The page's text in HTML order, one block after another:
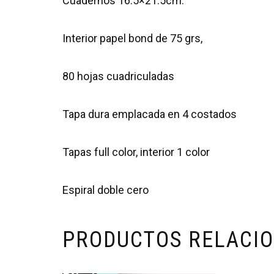
Interior papel bond de 75 grs,
80 hojas cuadriculadas
Tapa dura emplacada en 4 costados
Tapas full color, interior 1 color
Espiral doble cero
PRODUCTOS